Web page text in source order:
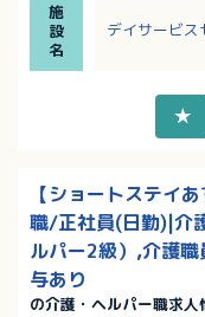
・最寄り駅
施
設
名
デイサービス
★
【ショートステイ
職/正社員(日勤)|介
ルパー2級）,介護
与あり
の介護・ヘルパー職求人